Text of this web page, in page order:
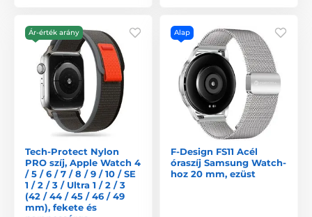
Ár-érték arány
Tech-Protect Nylon
PRO szíj, Apple Watch 4
/ 5 / 6 / 7 / 8 / 9 / 10 / SE
1 / 2 / 3 / Ultra 1 / 2 / 3
(42 / 44 / 45 / 46 / 49
mm), fekete és
Alap
F-Design FS11 Acél
óraszíj Samsung Watch-
hoz 20 mm, ezüst